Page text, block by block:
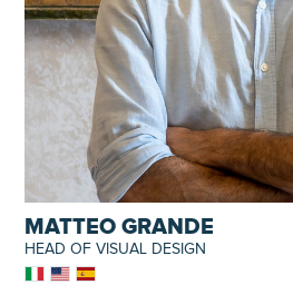
MATTEO GRANDE
HEAD OF VISUAL DESIGN